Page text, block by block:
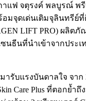
จตุรงค์ พลบูรณ์ พรี
จุดเด่นเติมจุลินทรีย์
LIFT PRO) ผลิ
ธีนที่นำเข้าจากประ
ารับแรงบันดาลใจ จา
Care Plus ที่ตอกย้ำ